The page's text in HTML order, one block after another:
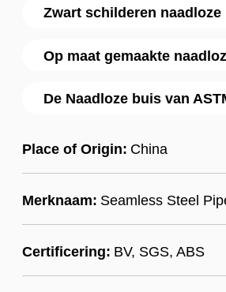
Zwart schilderen naadloze
Op maat gemaakte
De Naadloze buis van
Place of Origin: China
Merknaam: Seamless Steel
Certificering: BV, SGS, ABS